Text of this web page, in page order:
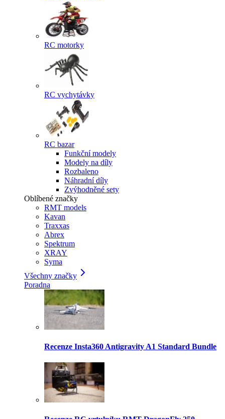
RC motorky
RC vychytávky
RC bazar
Funkční modely
Modely na díly
Rozbaleno
Náhradní díly
Zvýhodněné sety
Oblíbené značky
RMT models
Kavan
Traxxas
Abrex
Spektrum
XRAY
Syma
Všechny značky
Poradna
Recenze Insta360 Antigravity A1 Standard Bundle